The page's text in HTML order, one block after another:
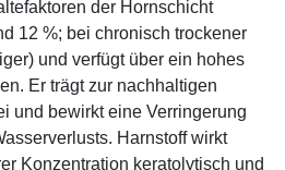
der Hornschicht
12 %; bei chronisch trockener
und verfügt über ein hohes
Er trägt zur nachhaltigen
und bewirkt eine Verringerung
Harnstoff wirkt
Konzentration keratolytisch und